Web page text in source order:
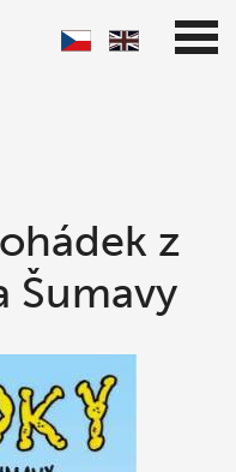
z
Šumavy